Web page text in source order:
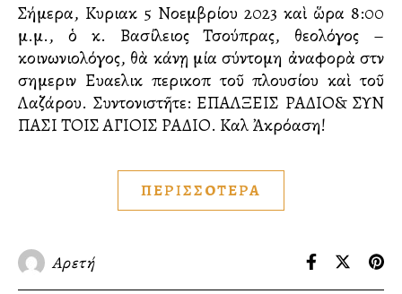
Σήμερα, Κυριακὴ 5 Νοεμβρίου 2023 καὶ ὥρα 8:00
μ.μ., ὁ κ. Βασίλειος Τσούπρας, θεολόγος –
κοινωνιολόγος, θὰ κάνῃ μία σύντομη ἀναφορὰ στὴν
σημερινὴ Ευαγγελικὴ περικοπὴ τοῦ πλουσίου καὶ τοῦ
Λαζάρου. Συντονιστῆτε: ΕΠΑΛΞΕΙΣ ΡΑΔΙΟ& ΣΥΝ
ΠΑΣΙ ΤΟΙΣ ΑΓΙΟΙΣ ΡΑΔΙΟ. Καλὴ Ἀκρόαση!
ΠΕΡΙΣΣΟΤΕΡΑ
Αρετή